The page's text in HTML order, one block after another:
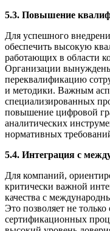
5.3. Повышение
Для успешного
обеспечить высокую
работающих в области
Организации
переквалификацию
и методики. Важным
специализированных
повышение цифровой
аналитических
нормативных
5.4. Интеграция с
Для компаний,
критически важной
качества с
Это позволяет не
сертификационных